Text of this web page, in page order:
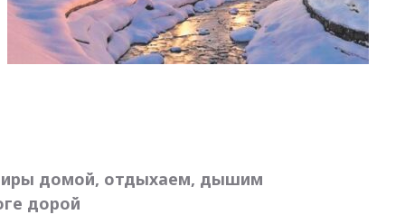
домой, отдыхаем, дышим
дорой